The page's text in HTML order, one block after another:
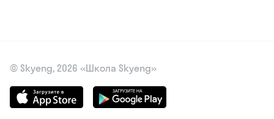
© Skyeng, 2026 «Школа Skyeng»